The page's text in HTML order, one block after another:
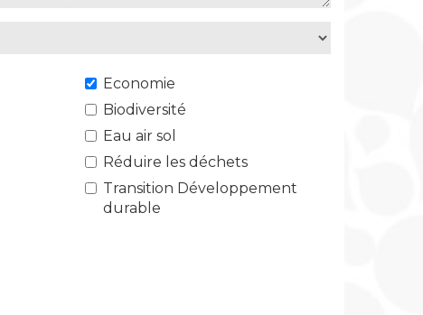
Economie
Biodiversité
Eau air sol
Réduire les déchets
Transition Développement
durable